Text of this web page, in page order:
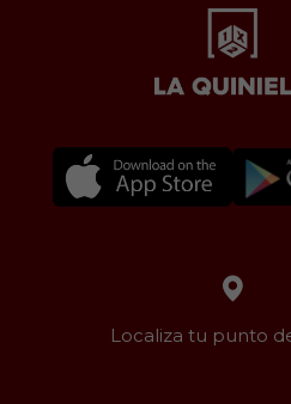
Localiza tu punto